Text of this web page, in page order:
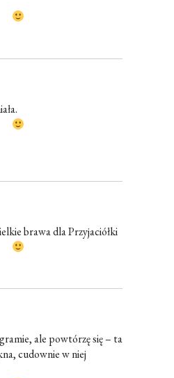
brawa dla Przyjaciółki
ale powtórzę się – ta
cudownie w niej